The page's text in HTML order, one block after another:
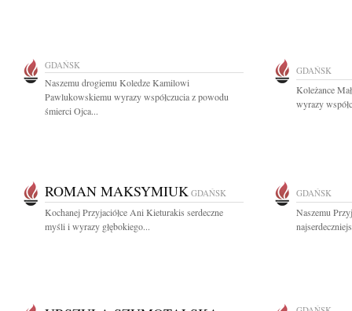
GDAŃSK
Naszemu drogiemu Koledze Kamilowi
Pawlukowskiemu wyrazy współczucia z powodu
śmierci Ojca...
GDAŃSK
Koleżance
wyrazy
ROMAN MAKSYMIUK GDAŃSK
Kochanej Przyjaciółce Ani Kieturakis serdeczne
myśli i wyrazy głębokiego...
GDAŃSK
Naszemu